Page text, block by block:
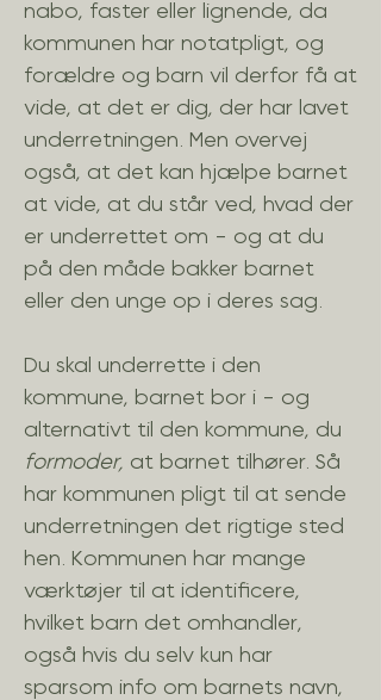
nabo, faster eller lignende, da
kommunen har notatpligt, og
forældre og barn vil derfor få at
vide, at det er dig, der har lavet
underretningen. Men overvej
også, at det kan hjælpe barnet
at vide, at du står ved, hvad der
er underrettet om - og at du
på den måde bakker barnet
eller den unge op i deres sag.
Du skal underrette i den
kommune, barnet bor i - og
alternativt til den kommune, du
formoder, at barnet tilhører. Så
har kommunen pligt til at sende
underretningen det rigtige sted
hen. Kommunen har mange
værktøjer til at identificere,
hvilket barn det omhandler,
også hvis du selv kun har
sparsom info om barnets navn,